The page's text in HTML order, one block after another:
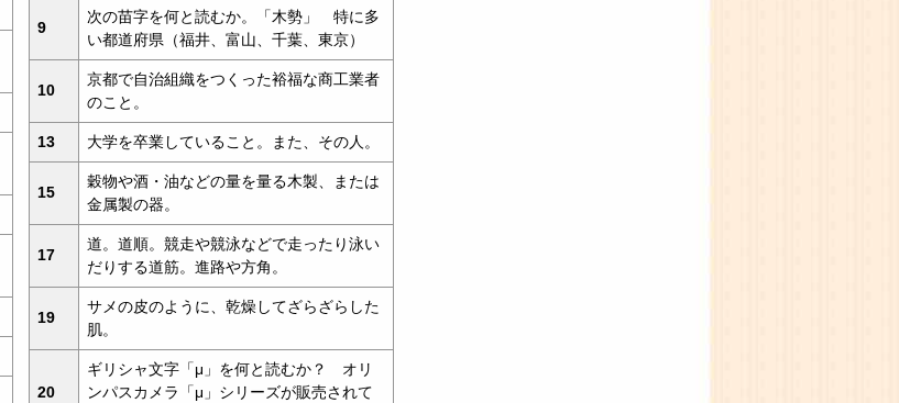
9
次の苗字を何と読むか。「木勢」 特に多
い都道府県（福井、富山、千葉、東京）
10
京都で自治組織をつくった裕福な商工業者
のこと。
13 大学を卒業していること。また、その人。
15
穀物や酒・油などの量を量る木製、または
金属製の器。
17
道。道順。競走や競泳などで走ったり泳い
だりする道筋。進路や方角。
19
サメの皮のように、乾燥してざらざらした
肌。
20
ギリシャ文字「μ」を何と読むか？ オリ
ンパスカメラ「μ」シリーズが販売されて